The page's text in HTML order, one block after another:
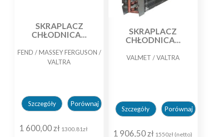
SKRAPLACZ
CHŁODNICA...
FEND / MASSEY FERGUSON /
VALTRA
Szczegóły Porównaj
1 600,00 zł 1300.81zł
SKRAPLACZ
CHŁODNICA...
VALMET / VALTRA
Szczegóły Porównaj
1 906,50 zł 1550zł (netto)